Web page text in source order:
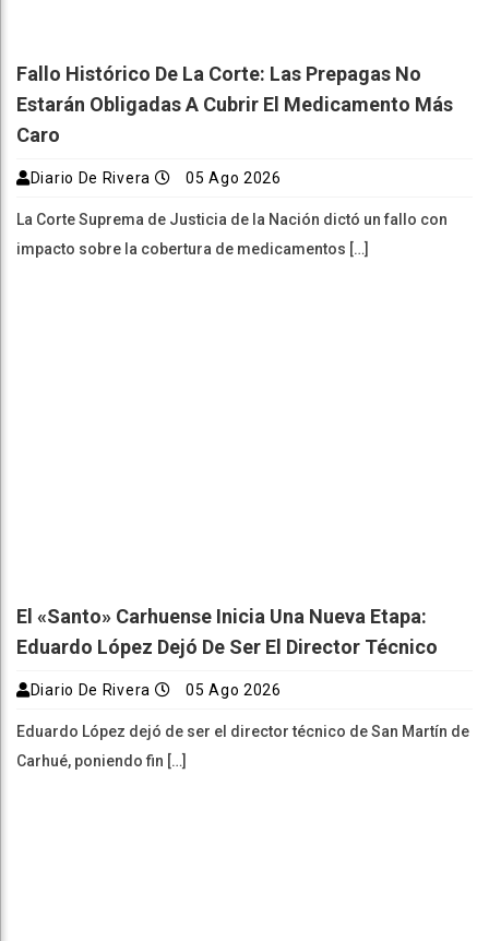
Fallo Histórico De La Corte: Las Prepagas No
Estarán Obligadas A Cubrir El Medicamento Más
Caro
Diario De Rivera 05 Ago 2026
La Corte Suprema de Justicia de la Nación dictó un fallo con
impacto sobre la cobertura de medicamentos […]
El «Santo» Carhuense Inicia Una Nueva Etapa:
Eduardo López Dejó De Ser El Director Técnico
Diario De Rivera 05 Ago 2026
Eduardo López dejó de ser el director técnico de San Martín de
Carhué, poniendo fin […]